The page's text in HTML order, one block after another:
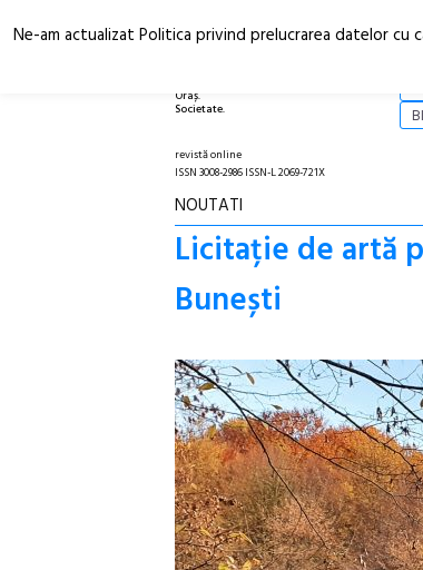
Oraș.
Societate.
revistă online
ISSN 3008-2986 ISSN-L 2069-721X
NOUTATI
Licitație de artă
Bunești
Ne-am actualizat Politica privind prelucrarea datelor